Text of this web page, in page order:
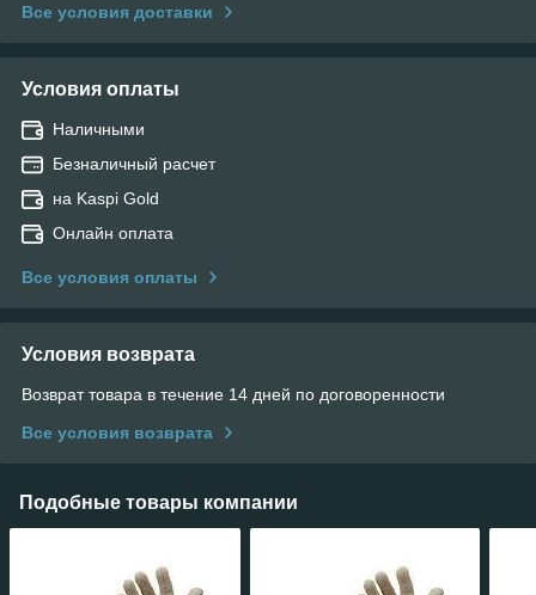
Все условия доставки
Условия оплаты
Наличными
Безналичный расчет
на Kaspi Gold
Онлайн оплата
Все условия оплаты
Условия возврата
Возврат товара в течение 14 дней по договоренности
Все условия возврата
Подобные товары компании